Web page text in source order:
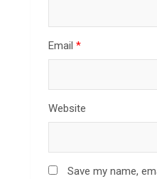
Email*
Website
Save my name,